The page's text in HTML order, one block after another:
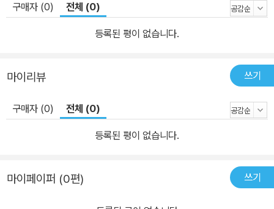
구매자 (0) 전체 (0)
등록된 평이 없습니다.
마이리뷰 쓰기
구매자 (0) 전체 (0)
등록된 평이 없습니다.
마이페이퍼 (0편) 쓰기